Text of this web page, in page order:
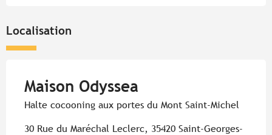
Localisation
Maison Odyssea
Halte cocooning aux portes du Mont Saint-Michel
30 Rue du Maréchal Leclerc, 35420 Saint-Georges-